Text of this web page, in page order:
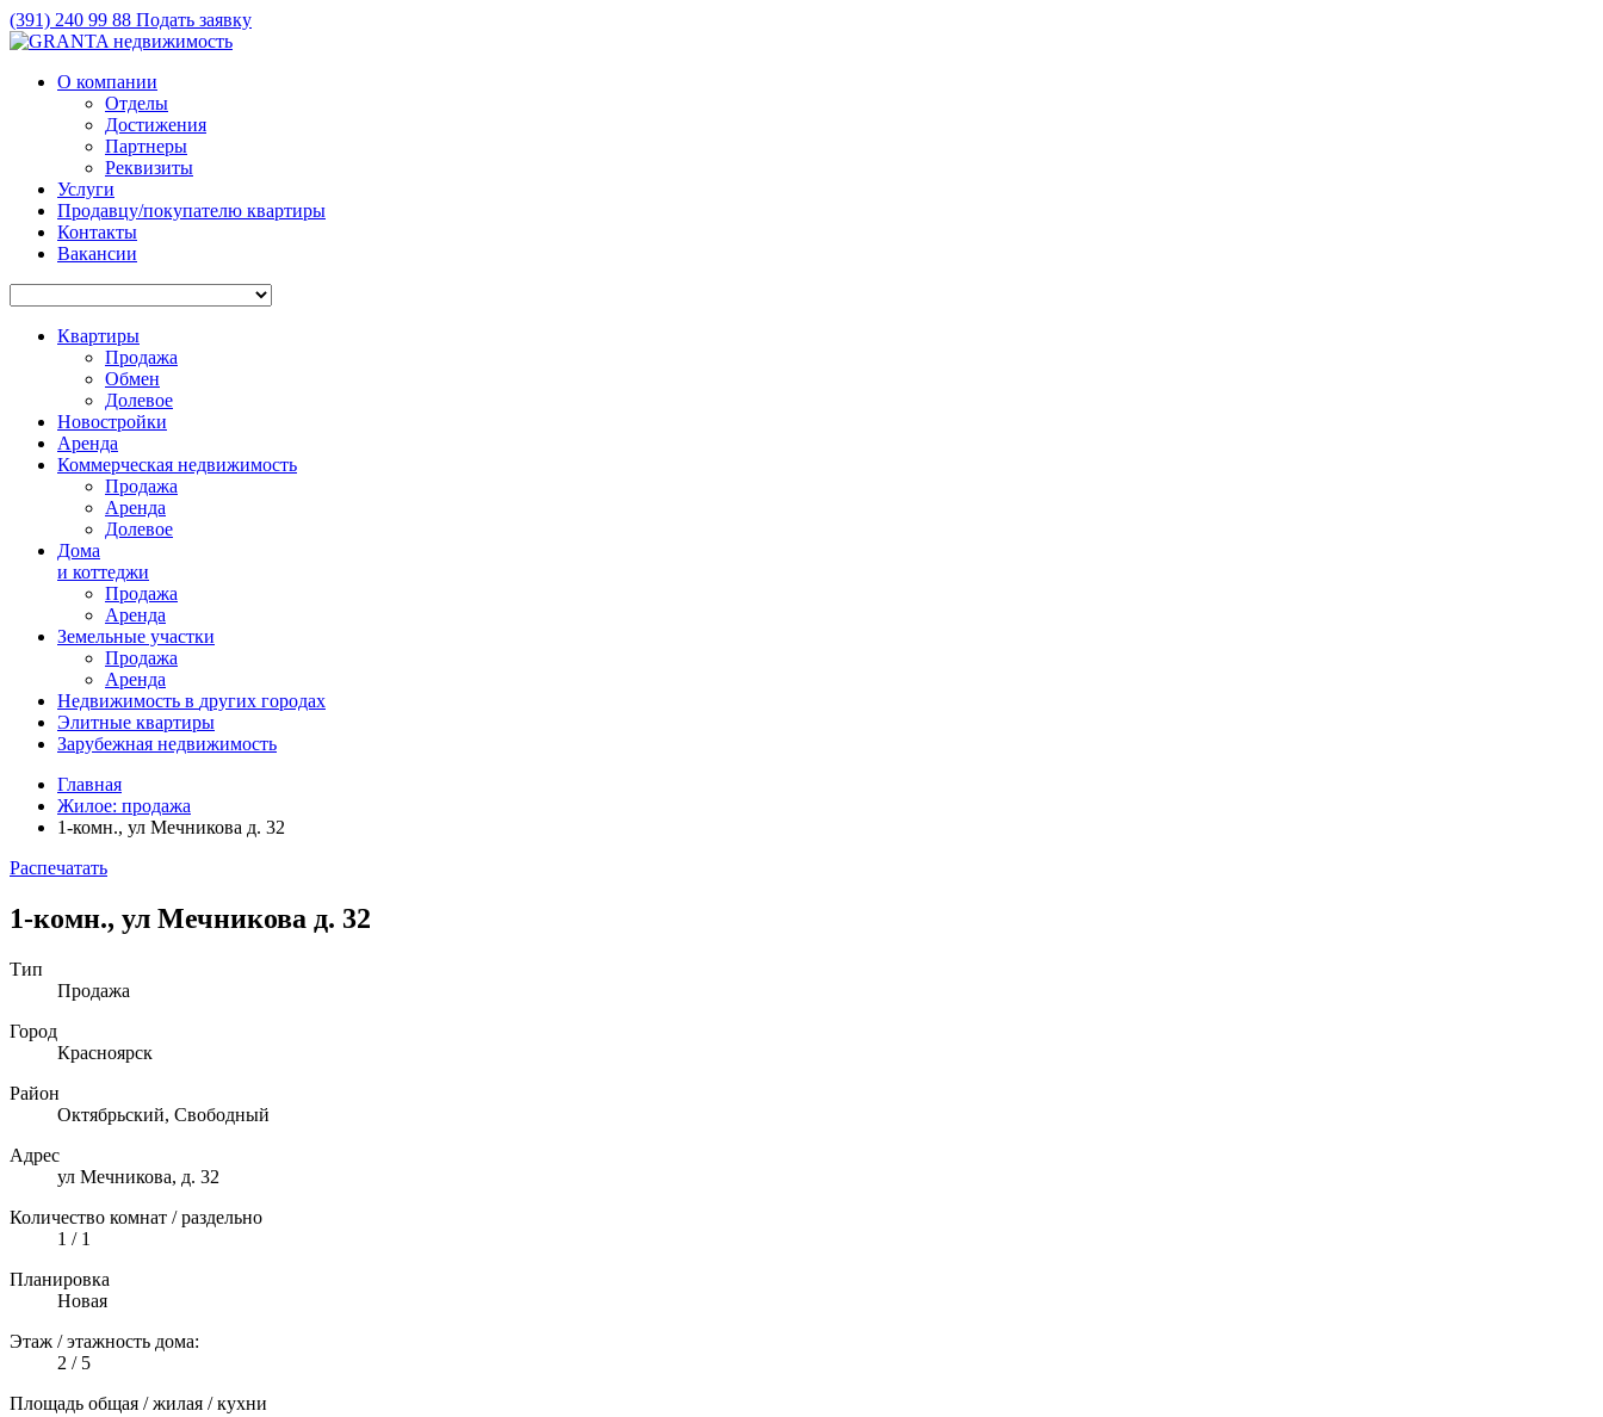
(391) 240 99 88 Подать заявку
О компании
Отделы
Достижения
Партнеры
Реквизиты
Услуги
Продавцу/покупателю квартиры
Контакты
Вакансии
Квартиры
Продажа
Обмен
Долевое
Новостройки
Аренда
Коммерческая недвижимость
Продажа
Аренда
Долевое
Дома
и коттеджи
Продажа
Аренда
Земельные участки
Продажа
Аренда
Недвижимость в других городах
Элитные квартиры
Зарубежная недвижимость
Главная
Жилое: продажа
1-комн., ул Мечникова д. 32
Распечатать
1-комн., ул Мечникова д. 32
Тип
Продажа
Город
Красноярск
Район
Октябрьский, Свободный
Адрес
ул Мечникова, д. 32
Количество комнат / раздельно
1 / 1
Планировка
Новая
Этаж / этажность дома:
2 / 5
Площадь общая / жилая / кухни